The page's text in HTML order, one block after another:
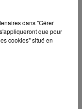
dans "Gérer
que pour
cookies" situé en